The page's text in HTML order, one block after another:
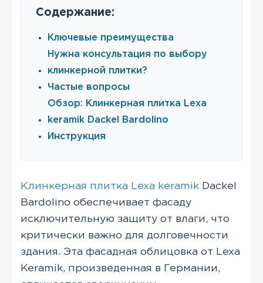
Содержание:
Ключевые преимущества
Нужна консультация по выбору
клинкерной плитки?
Частые вопросы
Обзор: Клинкерная плитка Lexa
keramik Dackel Bardolino
Инструкция
Клинкерная плитка Lexa keramik Dackel
Bardolino обеспечивает фасаду
исключительную защиту от влаги, что
критически важно для долговечности
здания. Эта фасадная облицовка от Lexa
Keramik, произведенная в Германии,